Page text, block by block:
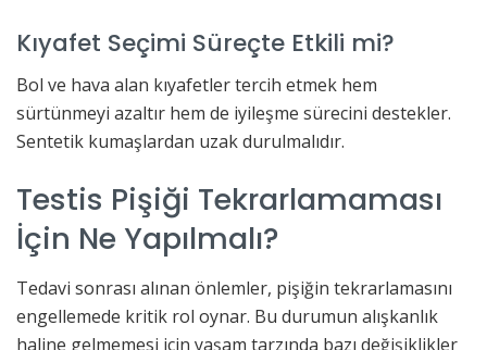
Kıyafet Seçimi Süreçte Etkili mi?
Bol ve hava alan kıyafetler tercih etmek hem
sürtünmeyi azaltır hem de iyileşme sürecini destekler.
Sentetik kumaşlardan uzak durulmalıdır.
Testis Pişiği Tekrarlamaması
İçin Ne Yapılmalı?
Tedavi sonrası alınan önlemler, pişiğin tekrarlamasını
engellemede kritik rol oynar. Bu durumun alışkanlık
haline gelmemesi için yaşam tarzında bazı değişiklikler